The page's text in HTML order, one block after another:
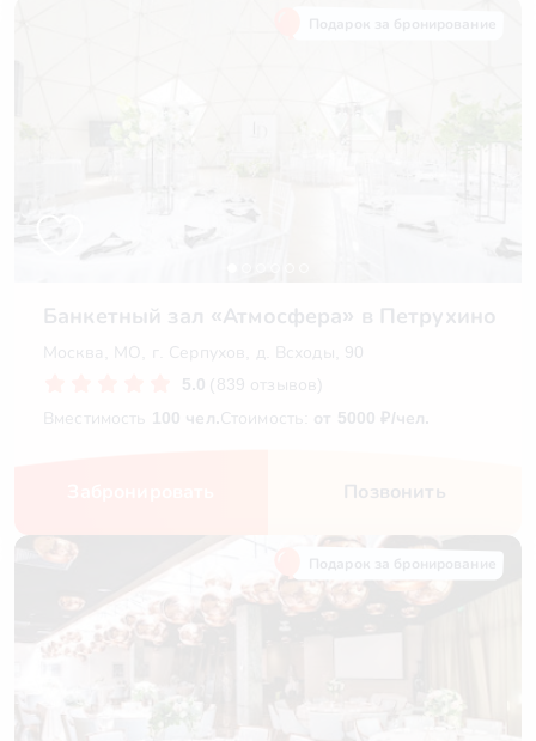
Банкетный зал «Атмосфера» в Петрухино
Москва, МО, г. Серпухов, д. Всходы, 90
5.0 (839 отзывов)
Вместимость
100 чел.Стоимость: от 5000 ₽/чел.
Позвонить